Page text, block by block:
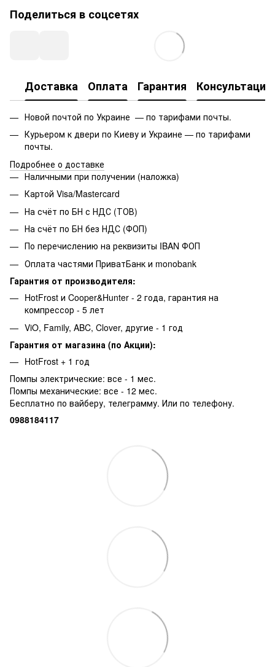
Поделиться в соцсетях
Доставка Оплата Гарантия Консультация
Новой почтой по Украине — по тарифами почты.
Курьером к двери по Киеву и Украине — по тарифами
почты.
Подробнее о доставке
Наличными при получении (наложка)
Картой Visa/Mastercard
На счёт по БН с НДС (ТОВ)
На счёт по БН без НДС (ФОП)
По перечислению на реквизиты IBAN ФОП
Оплата частями ПриватБанк и monobank
Гарантия от производителя:
HotFrost и Cooper&Hunter - 2 года, гарантия на
компрессор - 5 лет
ViO, Family, ABC, Clover, другие - 1 год
Гарантия от магазина (по Акции):
HotFrost + 1 год
Помпы электрические: все - 1 мес.
Помпы механические: все - 12 мес.
Бесплатно по вайберу, телеграмму. Или по телефону.
0988184117